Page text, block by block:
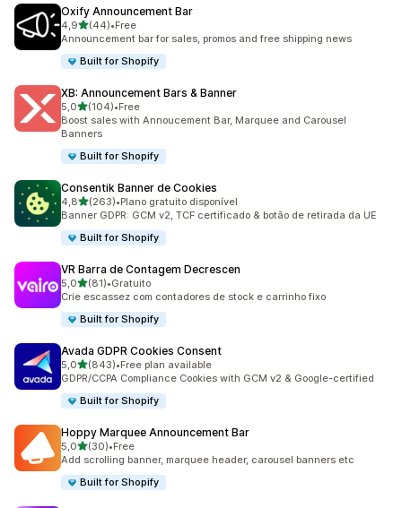
Oxify Announcement Bar
4,9de 5 estrelas
(44)
44 total de avaliações
•Free
Announcement bar for sales, promos and free shipping news
Built for Shopify
XB: Announcement Bars & Banner
5,0de 5 estrelas
(104)
104 total de avaliações
•Free
Boost sales with Annoucement Bar, Marquee and Carousel
Banners
Built for Shopify
Consentik Banner de Cookies
4,8de 5 estrelas
(263)
263 total de avaliações
•Plano gratuito disponível
Banner GDPR: GCM v2, TCF certificado & botão de retirada da UE
Built for Shopify
VR Barra de Contagem Decrescen
5,0de 5 estrelas
(81)
81 total de avaliações
•Gratuito
Crie escassez com contadores de stock e carrinho fixo
Built for Shopify
Avada GDPR Cookies Consent
5,0de 5 estrelas
(843)
843 total de avaliações
•Free plan available
GDPR/CCPA Compliance Cookies with GCM v2 & Google-certified
Built for Shopify
Hoppy Marquee Announcement Bar
5,0de 5 estrelas
(30)
30 total de avaliações
•Free
Add scrolling banner, marquee header, carousel banners etc
Built for Shopify